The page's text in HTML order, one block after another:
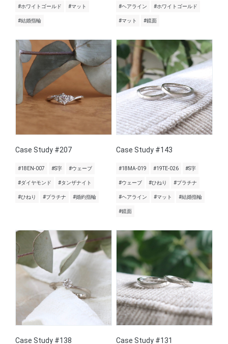
#ホワイトゴールド #マット
#結婚指輪
#ヘアライン #ホワイトゴールド
#マット #鏡面
Case Study #207
#18EN-007 #S字 #ウェーブ
#ダイヤモンド #タンザナイト
#ひねり #プラチナ #婚約指輪
Case Study #143
#18MA-019 #19TE-026 #S字
#ウェーブ #ひねり #プラチナ
#ヘアライン #マット #結婚指輪
#鏡面
Case Study #138 Case Study #131